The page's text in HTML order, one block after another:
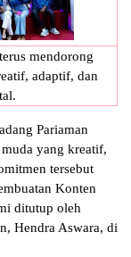
mendorong
adaptif, dan
Pariaman
yang kreatif,
tersebut
Konten
ditutup oleh
Hendra Aswara, di